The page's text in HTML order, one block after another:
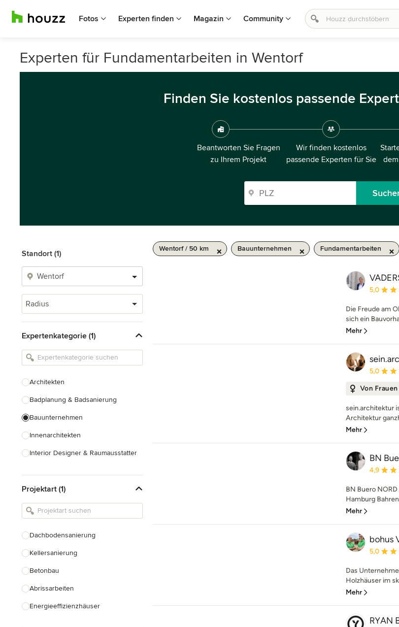
Fotos Experten finden Magazin Community
Experten für Fundamentarbeiten in Wentorf
Finden Sie kostenlos passende
Beantworten Sie Fragen
zu Ihrem Projekt
Wir finden kostenlos
passende Experten für Sie
Standort (1)
Radius
Expertenkategorie (1)
Architekten
Badplanung & Badsanierung
Bauunternehmen
Innenarchitekten
Interior Designer & Raumausstatter
Landschaftsarchitekten
Armaturen & Sanitärbedarf
Projektart (1)
Dachbodensanierung
Kellersanierung
Betonbau
Abrissarbeiten
Energieeffizienzhäuser
Wentorf / 50 km Bauunternehmen Fundamentarbeiten
5,0
Die Freude am
sich ein
Mehr
5,0
Von
sein.architektur
Architektur
Mehr
BN
4,9
BN Buero
Hamburg
Mehr
bohus
5,0
Das
Holzhäuser im
Mehr
RYAN